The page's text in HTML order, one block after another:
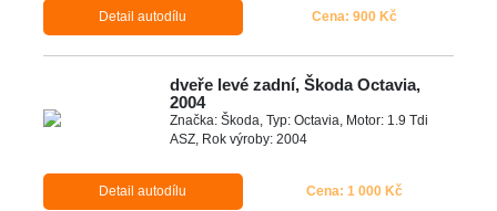
Detail autodílu Cena: 900 Kč
dveře levé zadní, Škoda Octavia,
2004
Značka: Škoda, Typ: Octavia, Motor: 1.9 Tdi
ASZ, Rok výroby: 2004
Detail autodílu Cena: 1 000 Kč